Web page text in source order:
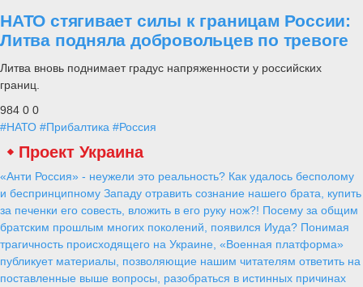
НАТО стягивает силы к границам России:
Литва подняла добровольцев по тревоге
Литва вновь поднимает градус напряженности у российских
границ.
984 0 0
#НАТО #Прибалтика #Россия
Проект Украина
«Анти Россия» - неужели это реальность? Как удалось бесполому
и беспринципному Западу отравить сознание нашего брата, купить
за печенки его совесть, вложить в его руку нож?! Посему за общим
братским прошлым многих поколений, появился Иуда? Понимая
трагичность происходящего на Украине, «Военная платформа»
публикует материалы, позволяющие нашим читателям ответить на
поставленные выше вопросы, разобраться в истинных причинах